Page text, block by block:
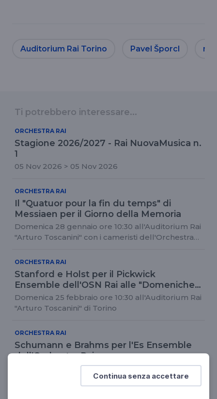
Continua senza accettare
Auditorium Rai Torino Pavel Šporcl
Ti potrebbero interessare...
ORCHESTRA RAI
Stagione 2026/2027 - Rai NuovaMusica n.
1
05 Nov 2026 > 05 Nov 2026
ORCHESTRA RAI
Il "Quatuor pour la fin du temps" di
Messiaen per il Giorno della Memoria
Domenica 28 gennaio ore 10:30 all'Auditorium Rai
"Arturo Toscanini" con i cameristi dell'Orchestra
ORCHESTRA RAI
Stanford e Holst per il Pickwick
Ensemble dell'OSN Rai alle "Domeniche
dell'Auditorium"
Domenica 25 febbraio ore 10:30 all'Auditorium Rai
"Arturo Toscanini" di Torino
ORCHESTRA RAI
Schumann e Brahms per l'Es Ensemble
dell'Orchestra Rai
Domenica 17 marzo ore 10:30 all'Auditorium Rai
"Arturo Toscanini" di Torino